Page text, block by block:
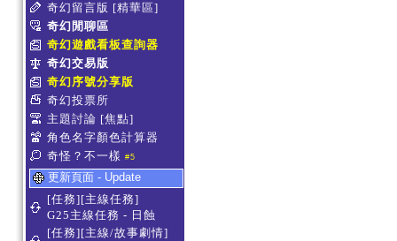
奇幻留言版 [精華區]
奇幻閒聊區
奇幻遊戲看板查詢器
奇幻交易版
奇幻序號分享版
奇幻投票所
主題討論 [焦點]
角色名字顏色計算器
奇怪？不一樣 #5
更新頁面 - Update
[任務][主線任務]
G25主線任務 - 日蝕
[任務][主線/故事劇情]